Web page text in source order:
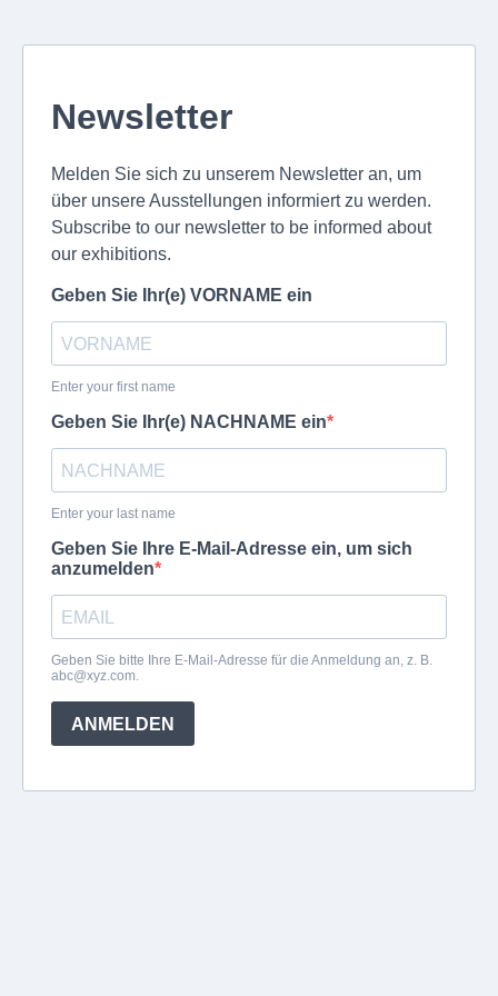
Newsletter
Melden Sie sich zu unserem Newsletter an, um
über unsere Ausstellungen informiert zu werden.
Subscribe to our newsletter to be informed about
our exhibitions.
Geben Sie Ihr(e) VORNAME ein
Enter your first name
Geben Sie Ihr(e) NACHNAME ein
Enter your last name
Geben Sie Ihre E-Mail-Adresse ein, um sich
anzumelden
Geben Sie bitte Ihre E-Mail-Adresse für die Anmeldung an, z. B.
abc@xyz.com.
ANMELDEN